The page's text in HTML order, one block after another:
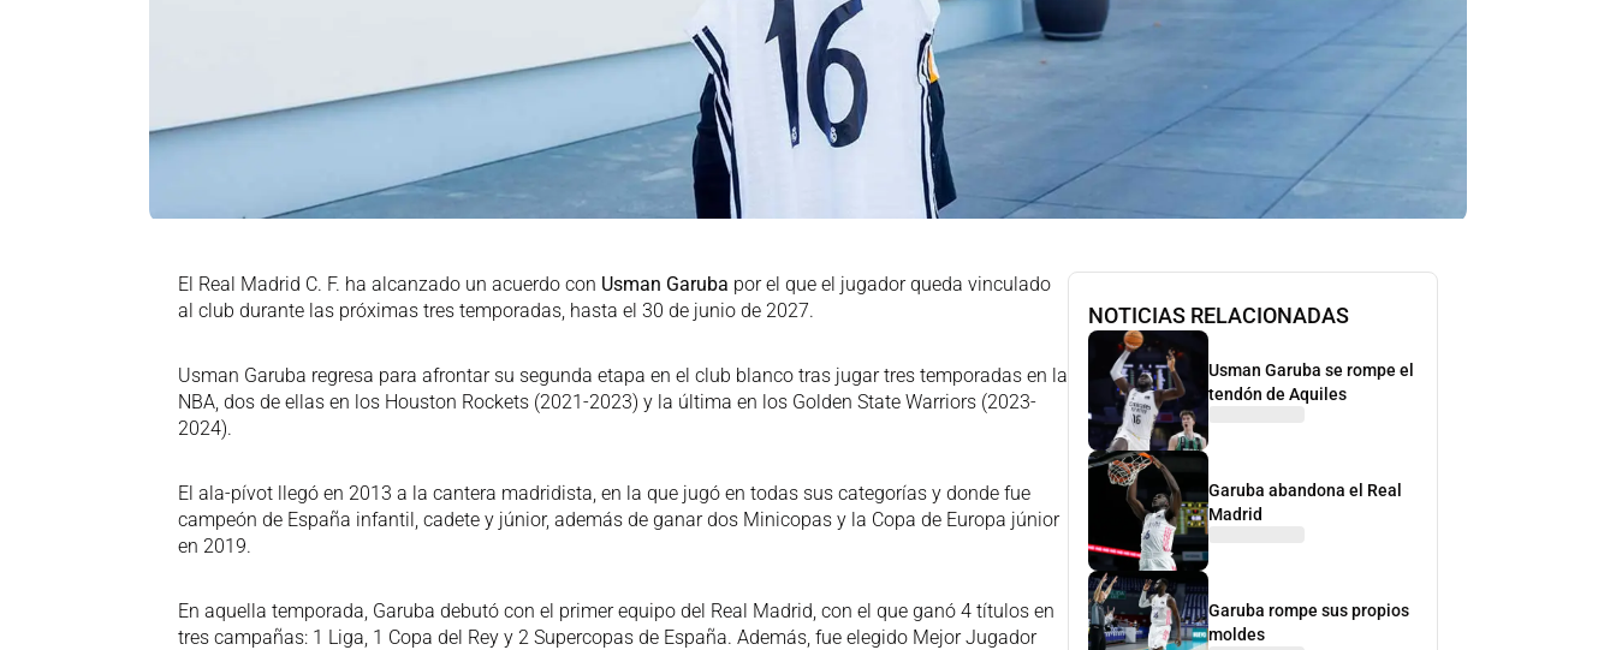
El Real Madrid C. F. ha alcanzado un acuerdo con Usman Garuba por el que el jugador queda vinculado
al club durante las próximas tres temporadas, hasta el 30 de junio de 2027.
Usman Garuba regresa para afrontar su segunda etapa en el club blanco tras jugar tres temporadas en la
NBA, dos de ellas en los Houston Rockets (2021-2023) y la última en los Golden State Warriors (2023-
2024).
El ala-pívot llegó en 2013 a la cantera madridista, en la que jugó en todas sus categorías y donde fue
campeón de España infantil, cadete y júnior, además de ganar dos Minicopas y la Copa de Europa júnior
en 2019.
En aquella temporada, Garuba debutó con el primer equipo del Real Madrid, con el que ganó 4 títulos en
tres campañas: 1 Liga, 1 Copa del Rey y 2 Supercopas de España. Además, fue elegido Mejor Jugador
NOTICIAS RELACIONADAS
Usman Garuba se rompe el
tendón de Aquiles
Garuba abandona el Real
Madrid
Garuba rompe sus propios
moldes